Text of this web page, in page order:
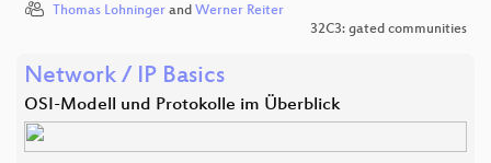
Thomas Lohninger and Werner Reiter
32C3: gated communities
Network / IP Basics
OSI-Modell und Protokolle im Überblick